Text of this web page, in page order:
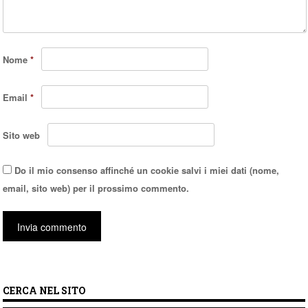
Nome*
Email*
Sito web
Do il mio consenso affinché un cookie salvi i miei dati (nome,
email, sito web) per il prossimo commento.
CERCA NEL SITO